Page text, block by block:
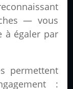
— vous
à égaler par
permettent
: